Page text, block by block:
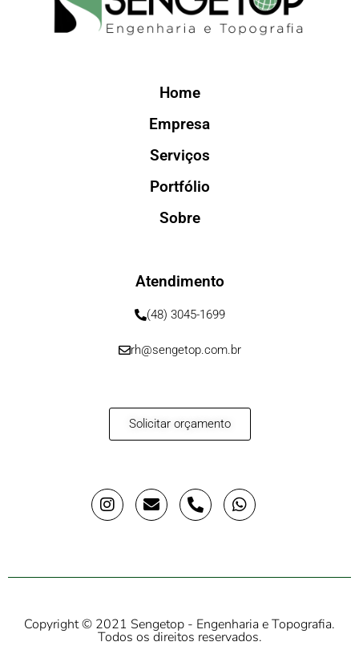
Home
Empresa
Serviços
Portfólio
Sobre
Atendimento
(48) 3045-1699
rh@sengetop.com.br
Solicitar orçamento
Copyright © 2021 Sengetop - Engenharia e Topografia.
Todos os direitos reservados.